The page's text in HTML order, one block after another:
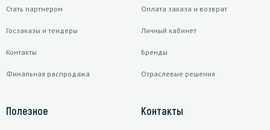
Стать партнером
Госзаказы и тендеры
Контакты
Финальная распродажа
Оплата заказа и возврат
Личный кабинет
Бренды
Отраслевые решения
Полезное
Контакты